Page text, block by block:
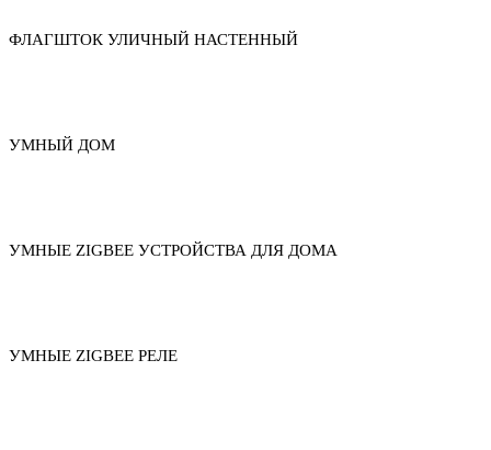
ФЛАГШТОК УЛИЧНЫЙ НАСТЕННЫЙ
УМНЫЙ ДОМ
УМНЫЕ ZIGBEE УСТРОЙСТВА ДЛЯ ДОМА
УМНЫЕ ZIGBEE РЕЛЕ